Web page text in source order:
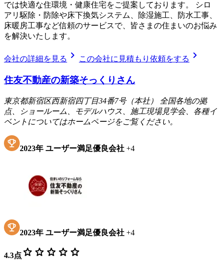
では快適な住環境・健康住宅をご提案しております。 シロ
アリ駆除・防除や床下換気システム、除湿施工、防水工事、
床暖房工事など信頼のサービスで、皆さまの住まいのお悩み
を解決いたします。
会社の詳細を見る chevron_right この会社に見積もり依頼をする chevron_right
住友不動産の新築そっくりさん
東京都新宿区西新宿四丁目34番7号（本社） 全国各地の拠
点、ショールーム、モデルハウス、施工現場見学会、各種イ
ベントについてはホームページをご覧ください。
2023年 ユーザー満足優良会社 +4
2023年 ユーザー満足優良会社 +4
4.3点 star star star star star